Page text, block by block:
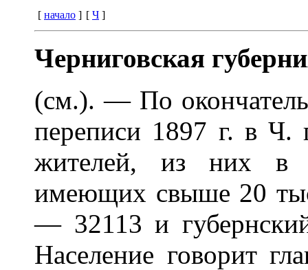
[ начало ] [ Ч ]
Черниговская
(см.). — По
переписи 1897 г. в Ч.
жителей, из них в
имеющих свыше 20
— 32113 и
Население говорит